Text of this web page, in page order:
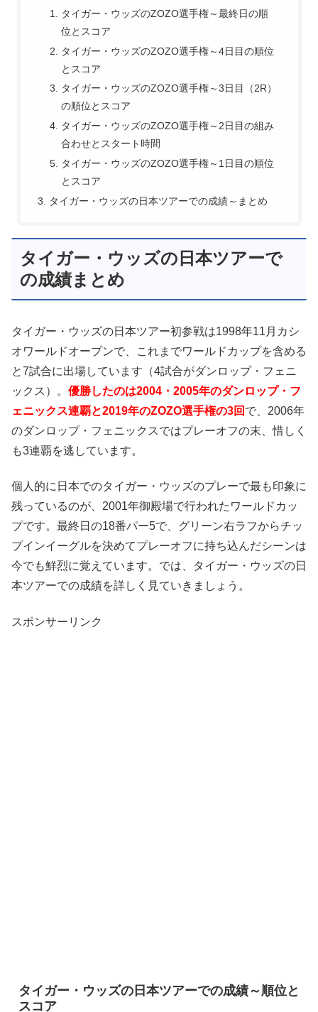
タイガー・ウッズのZOZO選手権～最終日の順
位とスコア
タイガー・ウッズのZOZO選手権～4日目の順位
とスコア
タイガー・ウッズのZOZO選手権～3日目（2R）
の順位とスコア
タイガー・ウッズのZOZO選手権～2日目の組み
合わせとスタート時間
タイガー・ウッズのZOZO選手権～1日目の順位
とスコア
タイガー・ウッズの日本ツアーでの成績～まとめ
タイガー・ウッズの日本ツアーで
の成績まとめ
タイガー・ウッズの日本ツアー初参戦は1998年11月カシ
オワールドオープンで、これまでワールドカップを含める
と7試合に出場しています（4試合がダンロップ・フェニ
ックス）。 優勝したのは2004・2005年のダンロップ・フ
ェニックス連覇と2019年のZOZO選手権の3回 で、2006年
のダンロップ・フェニックスではプレーオフの末、惜しく
も3連覇を逃しています。
個人的に日本でのタイガー・ウッズのプレーで最も印象に
残っているのが、2001年御殿場で行われたワールドカッ
プです。最終日の18番パー5で、グリーン右ラフからチッ
プインイーグルを決めてプレーオフに持ち込んだシーンは
今でも鮮烈に覚えています。では、タイガー・ウッズの日
本ツアーでの成績を詳しく見ていきましょう。
スポンサーリンク
タイガー・ウッズの日本ツアーでの成績～順位と
スコア